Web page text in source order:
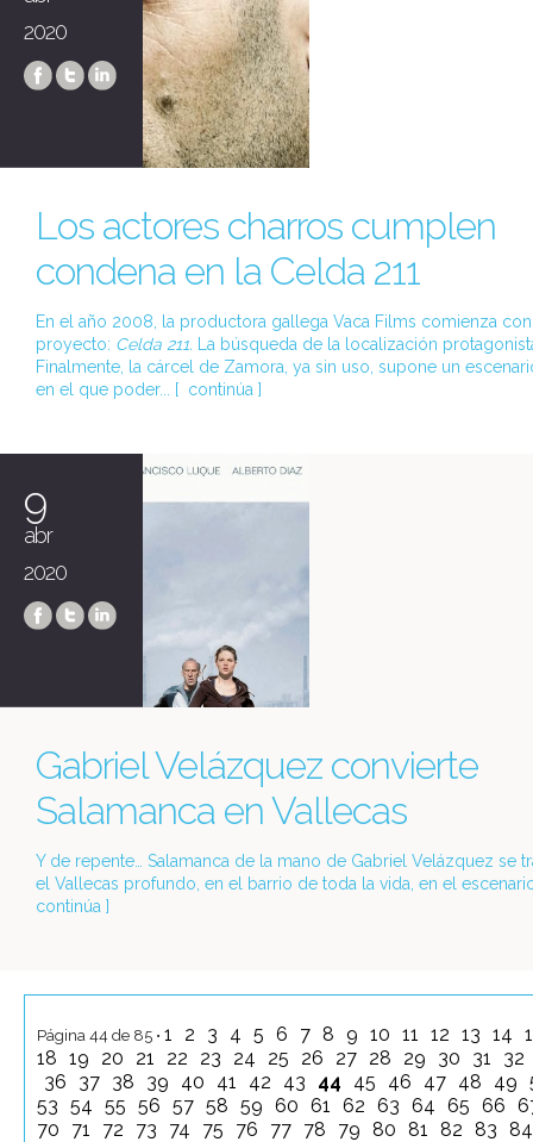
2020
Los actores charros cumplen
condena en la Celda 211
En el año 2008, la productora gallega Vaca Films comienza
proyecto: Celda 211. La búsqueda de la localización
Finalmente, la cárcel de Zamora, ya sin uso, supone un
en el que poder... [ continúa ]
9
abr
2020
Gabriel Velázquez convierte
Salamanca en Vallecas
Y de repente… Salamanca de la mano de Gabriel Velázquez se
el Vallecas profundo, en el barrio de toda la vida, en el
continúa ]
Página 44 de 85 • 1 2 3 4 5 6 7 8 9 10 11 12 13 14
18 19 20 21 22 23 24 25 26 27 28 29 30 31
32
36
37 38 39 40 41 42 43 44 45 46 47 48 49
53 54 55 56 57 58 59 60 61 62 63 64 65 66
70
71 72 73 74 75 76 77 78 79 80 81 82 83